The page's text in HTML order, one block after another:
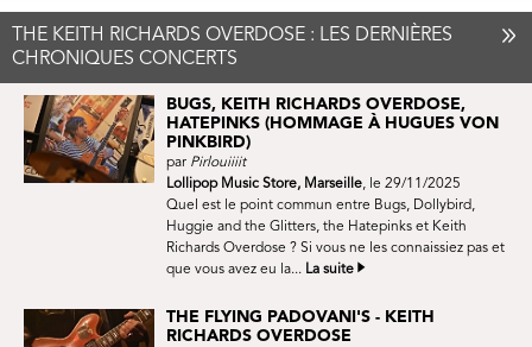
THE KEITH RICHARDS OVERDOSE : LES DERNIÈRES
CHRONIQUES CONCERTS
BUGS, KEITH RICHARDS OVERDOSE,
HATEPINKS (HOMMAGE À HUGUES VON
PINKBIRD)
par Pirlouiiiit
Lollipop Music Store, Marseille, le 29/11/2025
Quel est le point commun entre Bugs, Dollybird,
Huggie and the Glitters, the Hatepinks et Keith
Richards Overdose ? Si vous ne les connaissiez pas et
que vous avez eu la... La suite
THE FLYING PADOVANI'S - KEITH
RICHARDS OVERDOSE